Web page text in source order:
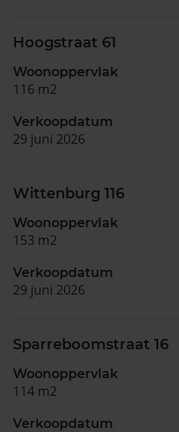
Hoogstraat 61
Woonoppervlak
116 m2
Verkoopdatum
29 juni 2026
Wittenburg 116
Woonoppervlak
153 m2
Verkoopdatum
29 juni 2026
Sparreboomstraat 16
Woonoppervlak
114 m2
Verkoopdatum